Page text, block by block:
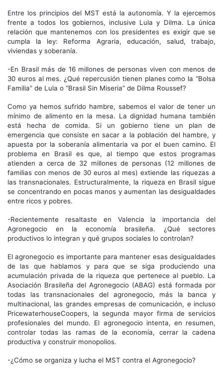
Entre los principios del MST está la autonomía. Y la ejercemos
frente a todos los gobiernos, inclusive Lula y Dilma. La única
relación que mantenemos con los presidentes es exigir que se
cumpla la ley: Reforma Agraria, educación, salud, trabajo,
viviendas y soberanía.
-En Brasil más de 16 millones de personas viven con menos de
30 euros al mes. ¿Qué repercusión tienen planes como la “Bolsa
Familia” de Lula o “Brasil Sin Miseria” de Dilma Roussef?
Como ya hemos sufrido hambre, sabemos el valor de tener un
mínimo de alimento en la mesa. La dignidad humana también
está hecha de comida. Si un gobierno tiene un plan de
emergencia que consiste en sacar a la población del hambre, y
apuesta por la soberanía alimentaria va por el buen camino. El
problema en Brasil es que, al tiempo que estos programas
atienden a cerca de 32 millones de personas (12 millones de
familias con menos de 30 euros al mes) extiende las riquezas a
las transnacionales. Estructuralmente, la riqueza en Brasil sigue
se concentrando en pocas manos y aumentan las desigualdades
entre ricos y pobres.
-Recientemente resaltaste en Valencia la importancia del
Agronegocio en la economía brasileña. ¿Qué sectores
productivos lo integran y qué grupos sociales lo controlan?
El agronegocio es importante para mantener esas desigualdades
de las que hablamos y para que se siga produciendo una
acumulación privada de la riqueza que pertenece al pueblo. La
Asociación Brasileña del Agronegocio (ABAG) está formada por
todas las transnacionales del agronegocio, más la banca y
multinacional, las grandes empresas de comunicación, e incluso
PricewaterhouseCoopers, la segunda mayor firma de servicios
profesionales del mundo. El agronegocio intenta, en resumen,
controlar todas las ramas de la economía, cerrar la cadena
productiva y construir monopolios.
-¿Cómo se organiza y lucha el MST contra el Agronegocio?